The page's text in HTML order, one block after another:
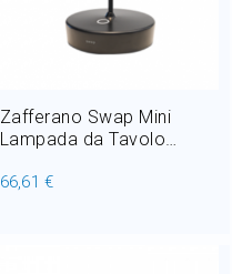
Zafferano Swap Mini
Lampada da Tavolo
14,8 cm
66,61 €